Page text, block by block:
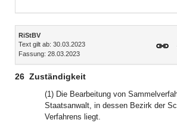
Inhalt
RiStBV
Text gilt ab: 30.03.2023
Fassung: 28.03.2023
26 Zuständigkeit
(1) Die Bearbeitung von
Staatsanwalt, in dessen Bezirk der
Verfahrens liegt.